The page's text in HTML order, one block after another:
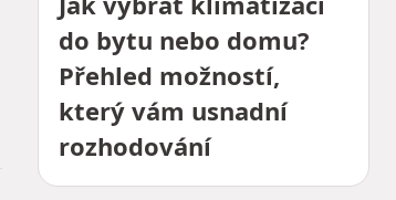
do bytu nebo domu?
Přehled možností,
který vám usnadní
rozhodování